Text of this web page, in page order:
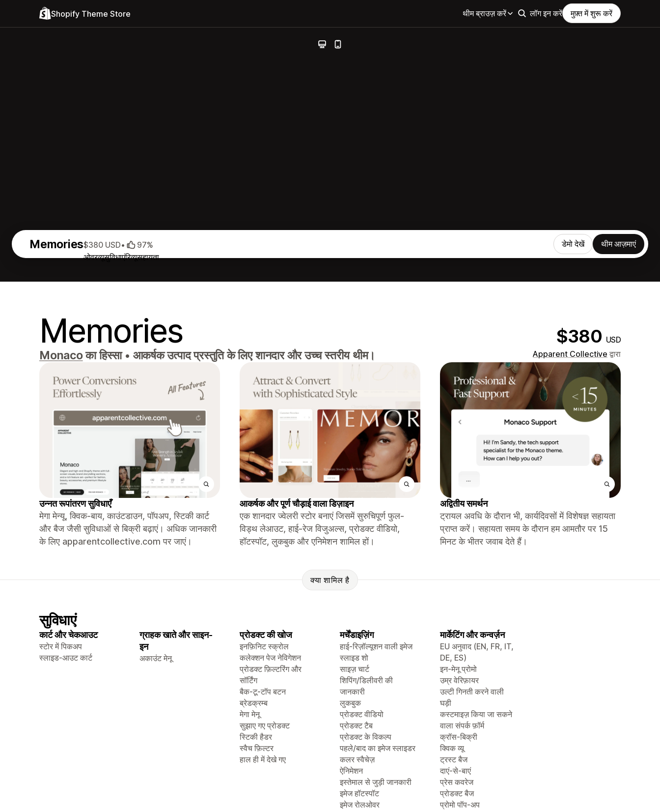
Shopify Theme Store थीम ब्राउज़ करें लॉग इन करें मुफ़्त में शुरू करें
Memories
ओवरव्यूसुविधाएंरिव्यूसहायता
$380 USD• 97% डेमो देखें थीम आज़माएं
Memories $380 USD
Monacoका हिस्सा • आकर्षक उत्पाद प्रस्तुति के लिए शानदार और उच्च स्तरीय थीम। Apparent Collective द्वारा
उन्नत रूपांतरण सुविधाएँ
मेगा मेन्यू, क्विक-बाय, काउंटडाउन, पॉपअप, स्टिकी कार्ट
और बैज जैसी सुविधाओं से बिक्री बढ़ाएं। अधिक जानकारी
के लिए apparentcollective.com पर जाएं।
आकर्षक और पूर्ण चौड़ाई वाला डिज़ाइन
एक शानदार ज्वेलरी स्टोर बनाएं जिसमें सुरुचिपूर्ण फुल-
विड्थ लेआउट, हाई-रेज विजुअल्स, प्रोडक्ट वीडियो,
हॉटस्पॉट, लुकबुक और एनिमेशन शामिल हों।
अद्वितीय समर्थन
ट्रायल अवधि के दौरान भी, कार्यदिवसों में विशेषज्ञ सहायता
प्राप्त करें। सहायता समय के दौरान हम आमतौर पर 15
मिनट के भीतर जवाब देते हैं।
क्या शामिल है
सुविधाएं
कार्ट और चेकआउट
स्टोर में पिकअप
स्लाइड-आउट कार्ट
ग्राहक खाते और साइन-
इन
अकाउंट मेनू
प्रोडक्ट की खोज
इनफ़िनिट स्क्रोल
कलेक्शन पेज नेविगेशन
प्रोडक्ट फ़िल्टरिंग और
सॉर्टिंग
बैक-टू-टॉप बटन
ब्रेडक्रम्ब
मेगा मेनू
सुझाए गए प्रोडक्ट
स्टिकी हैडर
स्वैच फ़िल्टर
हाल ही में देखे गए
मर्चेंडाइज़िंग
हाई-रिज़ॉल्यूशन वाली इमेज
स्लाइड शो
साइज़ चार्ट
शिपिंग/डिलीवरी की
जानकारी
लुकबुक
प्रोडक्ट वीडियो
प्रोडक्ट टैब
प्रोडक्ट के विकल्प
पहले/बाद का इमेज स्लाइडर
कलर स्वैचेज़
ऐनिमेशन
इस्तेमाल से जुड़ी जानकारी
इमेज हॉटस्पॉट
इमेज रोलओवर
मार्केटिंग और कन्वर्ज़न
EU अनुवाद (EN, FR, IT,
DE, ES)
इन-मेनू प्रोमो
उम्र वेरिफ़ायर
उल्टी गिनती करने वाली
घड़ी
कस्टमाइज़ किया जा सकने
वाला संपर्क फ़ॉर्म
क्रॉस-बिक्री
क्विक व्यू
ट्रस्ट बैज
दाएं-से-बाएं
प्रेस कवरेज
प्रोडक्ट बैज
प्रोमो पॉप-अप